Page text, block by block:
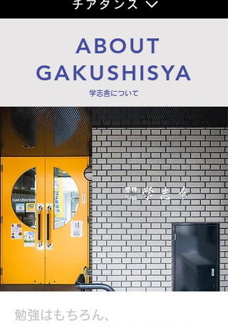
チアダンス
ABOUT
GAKUSHISYA
学志舎について
勉強はもちろん、